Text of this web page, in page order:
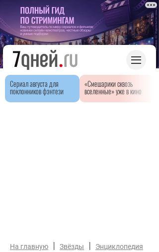
Сериал августа для
поклонников фэнтези
«Смешарики сквозь
вселенные» уже в кино
На главную | Звёзды |
Энциклопедия